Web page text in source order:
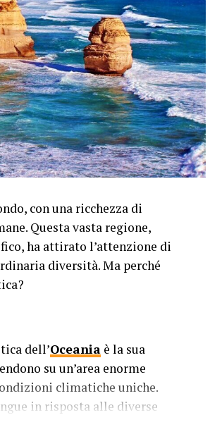
con una ricchezza di
Questa vasta regione,
ha attirato l’attenzione di
diversità. Ma perché
dell’Oceania è la sua
su un’area enorme
climatiche uniche.
in risposta alle diverse